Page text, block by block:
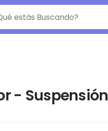
- Suspensión